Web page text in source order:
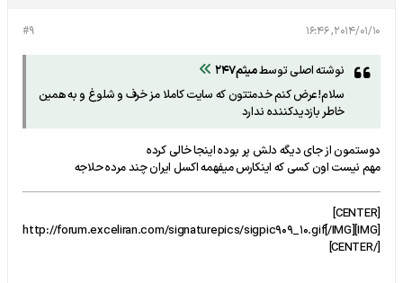
#9 2014/01/10, 16:46
نوشته اصلی توسطمیثم247
سلام!عرض کنم خدمتتون که سایت کاملا مز خرف و شلوغ و به همین
خاطر بازدیدکننده ندارد
دوستمون از جای دیگه دلش پر بوده اینجا خالی کرده
مهم نیست اون کسی که اینکارس میفهمه اکسل ایران چند مرده حلاجه
[CENTER]
[IMG]http://forum.exceliran.com/signaturepics/sigpic909_10.gif[/IMG]
[/CENTER]